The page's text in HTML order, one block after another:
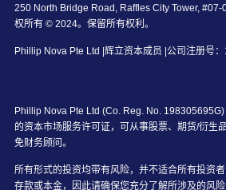
250 North Bridge Road, Raffles City Tower,
权所有 © 2024。保留所有权利。
Phillip Nova Pte Ltd |辉立资本成员 |公司注册号
Phillip Nova Pte Ltd (Co. Reg. No.
的资本市场服务许可证，可从事股票、期货/衍生
免财务顾问。
所有形式的投资均带有风险，并不适合所有投资
存款或本金，因此请确保您充分了解所涉及的风